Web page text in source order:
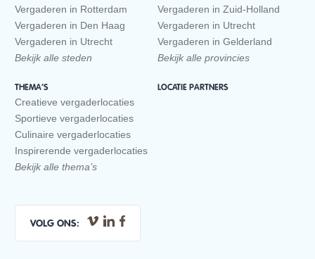
Vergaderen in Rotterdam
Vergaderen in Den Haag
Vergaderen in Utrecht
Bekijk alle steden
Vergaderen in Zuid-Holland
Vergaderen in Utrecht
Vergaderen in Gelderland
Bekijk alle provincies
THEMA’S
Creatieve vergaderlocaties
Sportieve vergaderlocaties
Culinaire vergaderlocaties
Inspirerende vergaderlocaties
Bekijk alle thema’s
LOCATIE PARTNERS
VOLG ONS: